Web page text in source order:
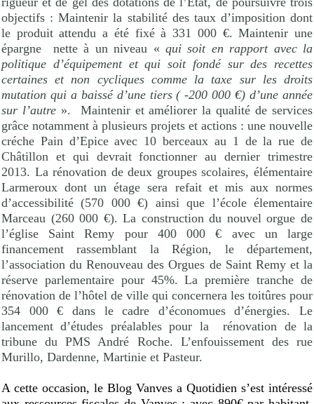
objectifs : Maintenir la stabilité des taux d’imposition dont
le produit attendu a été fixé à 331 000 €. Maintenir une
épargne
nette à un niveau « qui soit en rapport avec la
politique d’équipement et qui soit fondé sur des recettes
certaines et non cycliques comme la taxe sur les droits
mutation qui a baissé d’une tiers ( -200 000 €) d’une année
sur l’autre».
Maintenir et améliorer la qualité de services
grâce notamment à plusieurs projets et actions : une nouvelle
créche Pain d’Epice avec 10 berceaux au 1 de la rue de
Châtillon et qui devrait fonctionner au dernier trimestre
2013. La rénovation de deux groupes scolaires, élémentaire
Larmeroux dont un étage sera refait et mis aux normes
d’accessibilité (570 000 €) ainsi que l’école élementaire
Marceau (260 000 €). La construction du nouvel orgue de
l’église Saint Remy pour 400 000 € avec un large
financement rassemblant la Région, le département,
l’association du Renouveau des Orgues de Saint Remy et la
réserve parlementaire pour 45%. La première tranche de
rénovation de l’hôtel de ville qui concernera les toitûres pour
354 000 € dans le cadre d’économues d’énergies. Le
lancement d’études préalables pour la
rénovation de la
tribune du PMS André Roche. L’enfouissement des rue
Murillo, Dardenne, Martinie et Pasteur.
A cette occasion, le Blog Vanves a Quotidien s’est intéressé